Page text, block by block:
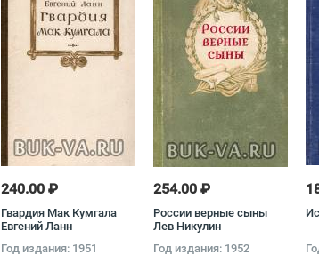
240.00 ₽
Гвардия Мак Кумгала
Евгений Ланн
Год издания: 1951
254.00 ₽
России верные сыны
Лев Никулин
Год издания: 1952